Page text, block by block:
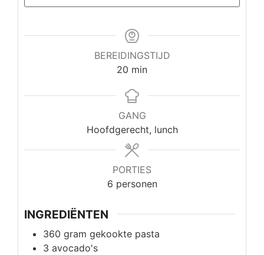
BEREIDINGSTIJD
20 minuten
min
GANG
Hoofdgerecht, lunch
PORTIES
6 personen
INGREDIËNTEN
360 gram gekookte pasta
3 avocado's